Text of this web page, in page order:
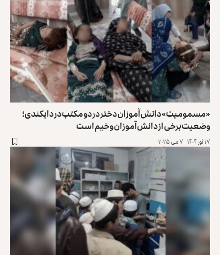
«مسمومیت» دانش‌آموزان دختر در دو مکتب در دایکندی؛
وضعیت برخی از دانش‌آموزان وخیم است
۱۷ ثور ۱۴۰۴ - ۷ می ۲۰۲۵